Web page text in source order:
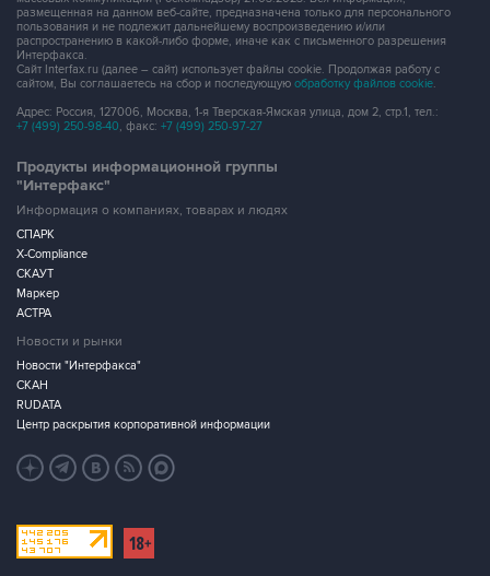
размещенная на данном веб-сайте, предназначена только для персонального
пользования и не подлежит дальнейшему воспроизведению и/или
распространению в какой-либо форме, иначе как с письменного разрешения
Интерфакса.
Сайт Interfax.ru (далее – сайт) использует файлы cookie. Продолжая работу с
сайтом, Вы соглашаетесь на сбор и последующую обработку файлов cookie.
Адрес: Россия, 127006, Москва, 1-я Тверская-Ямская улица, дом 2, стр.1, тел.:
+7 (499) 250-98-40, факс: +7 (499) 250-97-27
Продукты информационной группы
"Интерфакс"
Информация о компаниях, товарах и людях
СПАРК
X-Compliance
СКАУТ
Маркер
АСТРА
Новости и рынки
Новости "Интерфакса"
СКАН
RUDATA
Центр раскрытия корпоративной информации